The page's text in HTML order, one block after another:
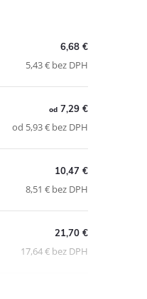
6,68 €
5,43 € bez DPH
od 7,29 €
od 5,93 € bez DPH
10,47 €
8,51 € bez DPH
21,70 €
17,64 € bez DPH